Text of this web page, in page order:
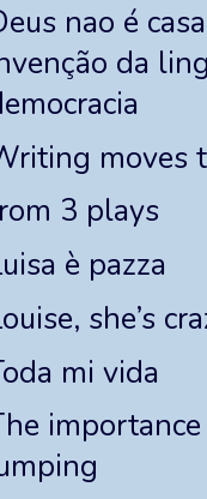
nao é
da
moves
3 plays
è pazza
she’s
mi vida